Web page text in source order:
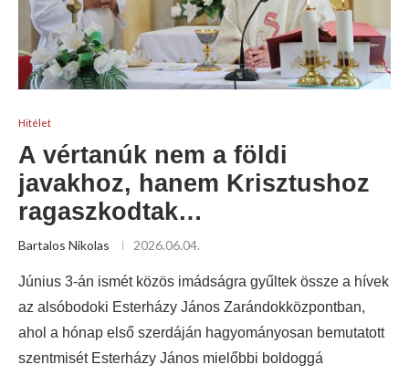
Hitélet
A vértanúk nem a földi
javakhoz, hanem Krisztushoz
ragaszkodtak…
Bartalos Nikolas 2026.06.04.
Június 3-án ismét közös imádságra gyűltek össze a hívek
az alsóbodoki Esterházy János Zarándokközpontban,
ahol a hónap első szerdáján hagyományosan bemutatott
szentmisét Esterházy János mielőbbi boldoggá